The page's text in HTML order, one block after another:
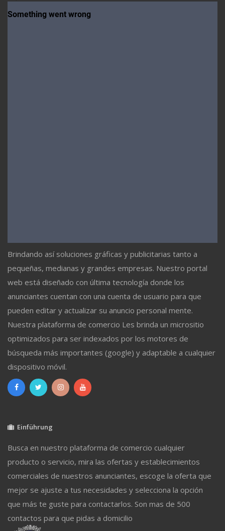
Brindando así soluciones gráficas y publicitarias tanto a
pequeñas, medianas y grandes empresas. Nuestro portal
web está diseñado con última tecnología donde los
anunciantes cuentan con una cuenta de usuario para que
pueden editar y actualizar su anuncio personal mente.
Nuestra plataforma de comercio Les brinda un micrositio
optimizados para ser indexados por los motores de
búsqueda más importantes (google) y adaptable a cualquier
dispositivo móvil.
Einführung
Busca en nuestro plataforma de comercio cualquier
producto o servicio, mira las ofertas y establecimientos
comerciales de nuestros anunciantes, escoge la oferta que
mejor se ajuste a tus necesidades y selecciona la opción
que más te guste para contactarlos. Son mas de 500
contactos para que pidas a domicilio